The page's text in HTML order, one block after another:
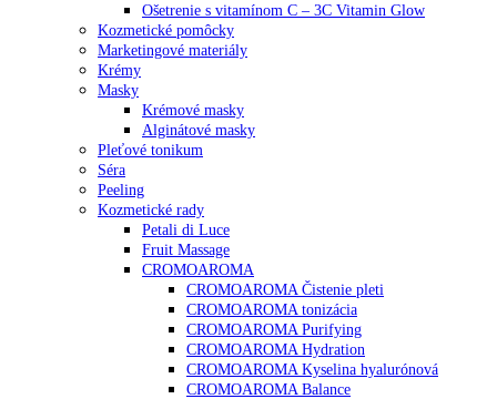
Ošetrenie s vitamínom C – 3C Vitamin Glow
Kozmetické pomôcky
Marketingové materiály
Krémy
Masky
Krémové masky
Alginátové masky
Pleťové tonikum
Séra
Peeling
Kozmetické rady
Petali di Luce
Fruit Massage
CROMOAROMA
CROMOAROMA Čistenie pleti
CROMOAROMA tonizácia
CROMOAROMA Purifying
CROMOAROMA Hydration
CROMOAROMA Kyselina hyalurónová
CROMOAROMA Balance